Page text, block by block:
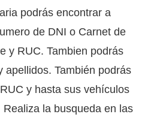
podrás encontrar a
de DNI o Carnet de
y RUC. Tambien podrás
apellidos. También podrás
y hasta sus vehículos
la busqueda en las